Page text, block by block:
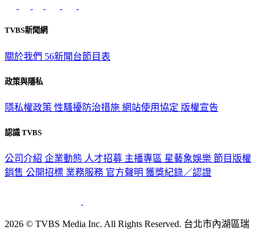
TVBS新聞網
關於我們 56新聞台節目表
政策與隱私
隱私權政策 性騷擾防治措施 網站使用協定 版權宣告
認識 TVBS
公司介紹 企業動態 人才招募 主播專區 星藝象娛樂 節目版權
銷售 公開招標 業務服務 官方聲明 獲獎紀錄／認證
2026 © TVBS Media Inc. All Rights Reserved. 台北市內湖區瑞